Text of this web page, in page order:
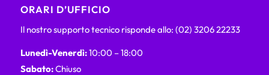
ORARI D’UFFICIO
Il nostro supporto tecnico risponde allo: (02) 3206 22233
Lunedì-Venerdì:10:00 – 18:00
Sabato:Chiuso